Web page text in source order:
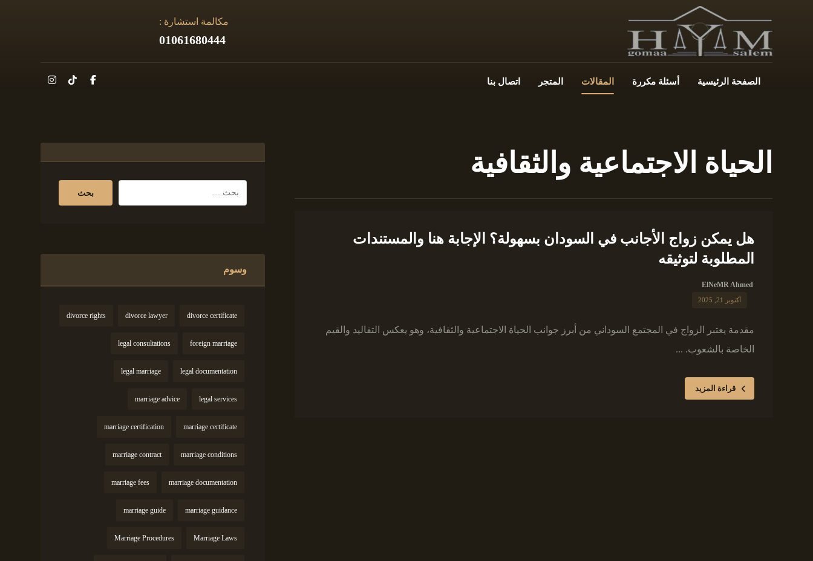
مكالمة استشارة :
01061680444
الصفحة الرئيسية أسئلة مكررة المقالات المتجر اتصال بنا
الحياة الاجتماعية والثقافية
هل يمكن زواج الأجانب في السودان بسهولة؟ الإجابة هنا والمستندات
المطلوبة لتوثيقه
ElNeMR Ahmed
أكتوبر 21, 2025
مقدمة يعتبر الزواج في المجتمع السوداني من أبرز جوانب الحياة الاجتماعية والثقافية، وهو يعكس التقاليد والقيم
الخاصة بالشعوب. ...
قراءة المزيد
وسوم
divorce certificate
divorce lawyer
divorce rights
foreign marriage
legal consultations
legal documentation
legal marriage
legal services
marriage advice
marriage certificate
marriage certification
marriage conditions
marriage contract
marriage documentation
marriage fees
marriage guidance
marriage guide
Marriage Laws
Marriage Procedures